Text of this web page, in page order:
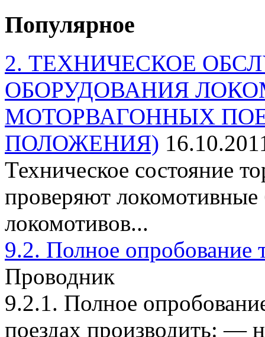
Популярное
2. ТЕХНИЧЕСКОЕ
ОБОРУДОВАНИЯ
МОТОРВАГОННЫХ
ПОЛОЖЕНИЯ)
Техническое состояние
проверяют
локомотивов...
9.2. Полное опробование
Проводник
9.2.1. Полное
поездах производить: —